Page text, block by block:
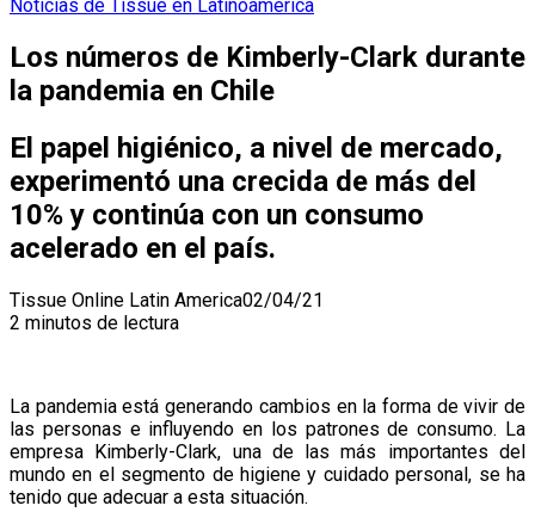
Noticias de Tissue en Latinoamerica
Los números de Kimberly-Clark durante
la pandemia en Chile
El papel higiénico, a nivel de mercado,
experimentó una crecida de más del
10% y continúa con un consumo
acelerado en el país.
Tissue Online Latin America02/04/21
2 minutos de lectura
La pandemia está generando cambios en la forma de vivir de
las personas e influyendo en los patrones de consumo. La
empresa Kimberly-Clark, una de las más importantes del
mundo en el segmento de higiene y cuidado personal, se ha
tenido que adecuar a esta situación.